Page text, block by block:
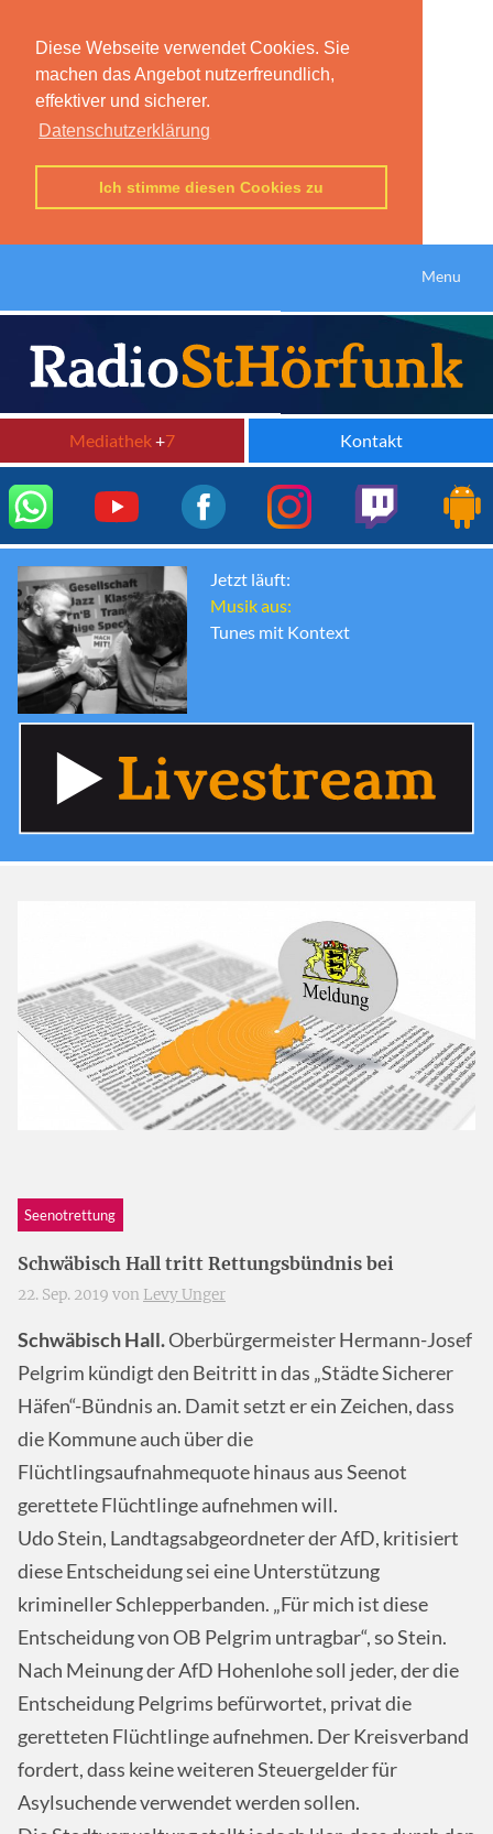
Diese Webseite verwendet Cookies. Sie
machen das Angebot nutzerfreundlich,
effektiver und sicherer.
Datenschutzerklärung
Ich stimme diesen Cookies zu
Menu
Mediathek+7 Kontakt
Jetzt läuft:
Musik aus:
Tunes mit Kontext
Seenotrettung
Schwäbisch Hall tritt Rettungsbündnis bei
22. Sep. 2019 von Levy Unger
Schwäbisch Hall.Oberbürgermeister Hermann-Josef
Pelgrim kündigt den Beitritt in das „Städte Sicherer
Häfen“-Bündnis an. Damit setzt er ein Zeichen, dass
die Kommune auch über die
Flüchtlingsaufnahmequote hinaus aus Seenot
gerettete Flüchtlinge aufnehmen will.
Udo Stein, Landtagsabgeordneter der AfD, kritisiert
diese Entscheidung sei eine Unterstützung
krimineller Schlepperbanden. „Für mich ist diese
Entscheidung von OB Pelgrim untragbar“, so Stein.
Nach Meinung der AfD Hohenlohe soll jeder, der die
Entscheidung Pelgrims befürwortet, privat die
geretteten Flüchtlinge aufnehmen. Der Kreisverband
fordert, dass keine weiteren Steuergelder für
Asylsuchende verwendet werden sollen.